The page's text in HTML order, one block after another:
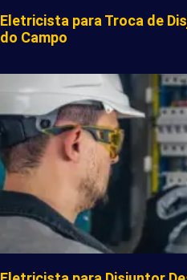
Eletricista para Troca de
do Campo